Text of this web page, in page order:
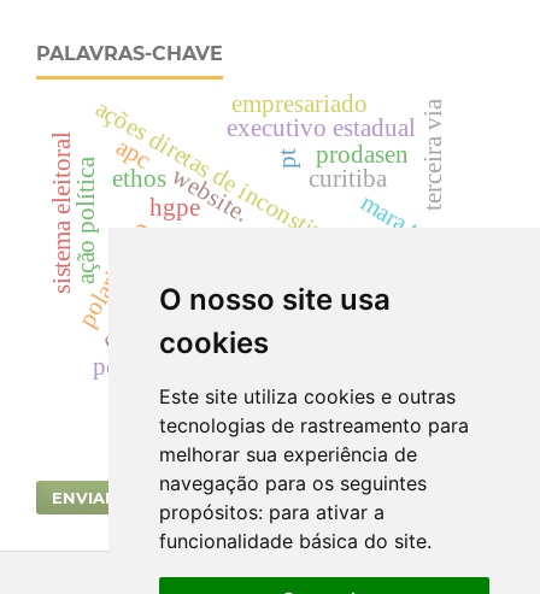
O nosso site usa
cookies
Este site utiliza cookies e outras
tecnologias de rastreamento para
melhorar sua experiência de
navegação para os seguintes
propósitos: para ativar a
funcionalidade básica do site.
PALAVRAS-CHAVE
ações diretas de inconstitucionalidade
competição eleitoral rádio
curitiba
análise interpretativa
política externa brasileira
executivo estadual
hgpe
psdb
pt terceira via
polarização
ação política
sistema eleitoral website.
ceará
ethos
candidatos
empresariado
apc prodasen
mara telles
geração
ENVIAR SUBMISSÃO